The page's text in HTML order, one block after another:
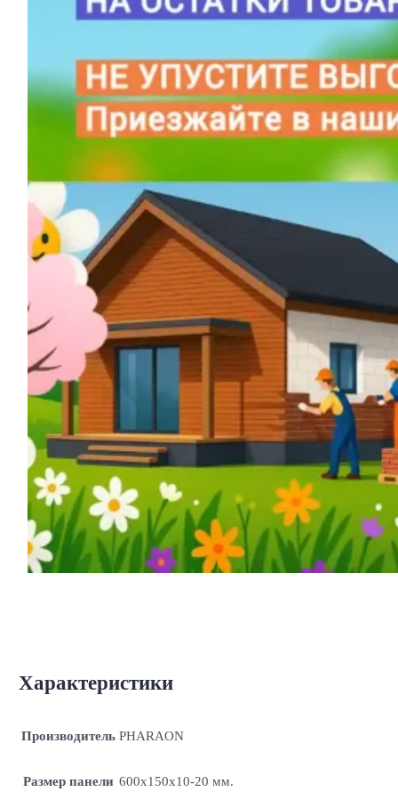
Характеристики
Производитель PHARAON
Размер панели 600х150х10-20 мм.